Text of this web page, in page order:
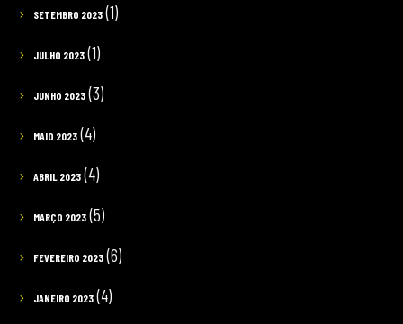
SETEMBRO 2023(1)
JULHO 2023(1)
JUNHO 2023(3)
MAIO 2023(4)
ABRIL 2023(4)
MARÇO 2023(5)
FEVEREIRO 2023(6)
JANEIRO 2023(4)